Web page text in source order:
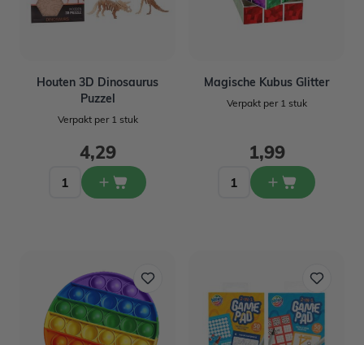
Houten 3D Dinosaurus
Puzzel
Verpakt per 1 stuk
4,29
Magische Kubus Glitter
Verpakt per 1 stuk
1,99